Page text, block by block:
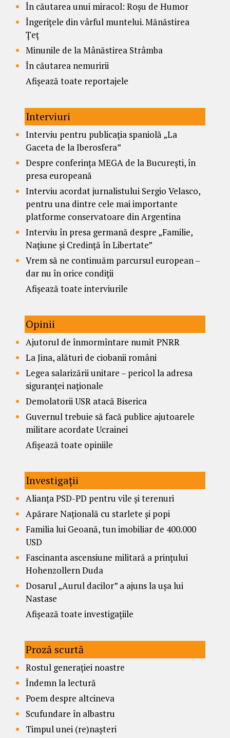
În căutarea unui miracol: Roșu de Humor
Îngerițele din vârful muntelui. Mănăstirea
Țeț
Minunile de la Mânăstirea Strâmba
În căutarea nemuririi
Afișează toate reportajele
Interviuri
Interviu pentru publicația spaniolă „La
Gaceta de la Iberosfera”
Despre conferința MEGA de la București, în
presa europeană
Interviu acordat jurnalistului Sergio Velasco,
pentru una dintre cele mai importante
platforme conservatoare din Argentina
Interviu în presa germană despre „Familie,
Națiune și Credință în Libertate”
Vrem să ne continuăm parcursul european –
dar nu în orice condiții
Afișează toate interviurile
Opinii
Ajutorul de înmormîntare numit PNRR
La Jina, alături de ciobanii români
Legea salarizării unitare – pericol la adresa
siguranței naționale
Demolatorii USR atacă Biserica
Guvernul trebuie să facă publice ajutoarele
militare acordate Ucrainei
Afișează toate opiniile
Investigații
Alianța PSD-PD pentru vile și terenuri
Apărare Națională cu starlete și popi
Familia lui Geoană, tun imobiliar de 400.000
USD
Fascinanta ascensiune militară a prințului
Hohenzollern Duda
Dosarul „Aurul dacilor” a ajuns la ușa lui
Nastase
Afișează toate investigațiile
Proză scurtă
Rostul generației noastre
Îndemn la lectură
Poem despre altcineva
Scufundare în albastru
Timpul unei (re)nașteri